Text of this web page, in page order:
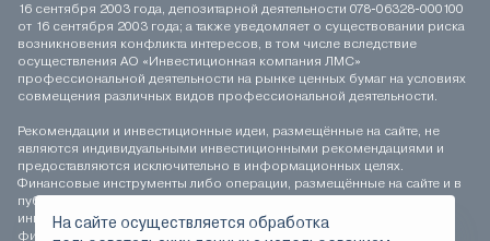
16 сентября 2003 года, депозитарной деятельности 078-06328-000100
от 16 сентября 2003 года; а также уведомляет о существовании риска
возникновения конфликта интересов, в том числе вследствие
осуществления АО «Инвестиционная компания ЛМС»
профессиональной деятельности на рынке ценных бумаг на условиях
совмещения различных видов профессиональной деятельности.
Рекомендации и инвестиционные идеи, размещённые на сайте, не
являются индивидуальными инвестиционными рекомендациями и
предоставляются исключительно в информационных целях.
Финансовые инструменты либо операции, размещённые на сайте и в
публикуемых материалах, могут не соответствовать вашему
инвестиционному профилю. Определение соответствия
финансового инструмента либо операции инвестиционным целям,
На сайте осуществляется обработка